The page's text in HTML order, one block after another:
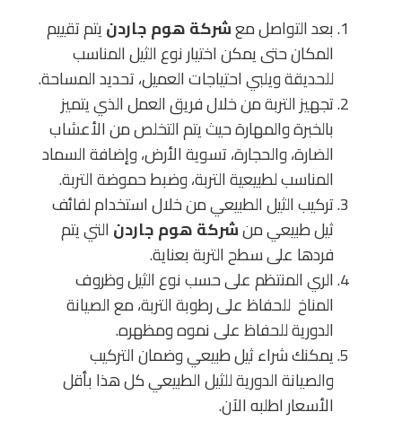
بعد التواصل معشركة هوم جاردن يتم تقييم
المكان حتى يمكن اختيار نوع الثيل المناسب
للحديقة ويلبي احتياجات العميل، تحديد المساحة.
تجهيز التربة من خلال فريق العمل الذي يتميز
بالخبرة والمهارة حيث يتم التخلص من الأعشاب
الضارة، والحجارة، تسوية الأرض، وإضافة السماد
المناسب لطبيعية التربة، وضبط حموضة التربة.
تركيب الثيل الطبيعي من خلال استخدام لفائف
ثيل طبيعي منشركة هوم جاردن التي يتم
فردها على سطح التربة بعناية.
الري المنتظم على حسب نوع الثيل وظروف
المناخ للحفاظ على رطوبة التربة، مع الصيانة
الدورية للحفاظ على نموه ومظهره.
يمكنك شراء ثيل طبيعي وضمان التركيب
والصيانة الدورية للثيل الطبيعي كل هذا بأقل
الأسعار اطلبه الآن.